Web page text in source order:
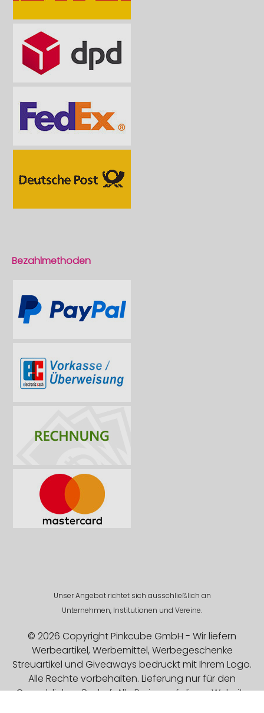
Bezahlmethoden
Unser Angebot richtet sich ausschließlich an
Unternehmen, Institutionen und Vereine.
© 2026 Copyright Pinkcube GmbH - Wir liefern
Werbeartikel, Werbemittel, Werbegeschenke
Streuartikel und Giveaways bedruckt mit Ihrem Logo.
Alle Rechte vorbehalten. Lieferung nur für den
Gewerblichen Bedarf. Alle Preise auf dieser Website